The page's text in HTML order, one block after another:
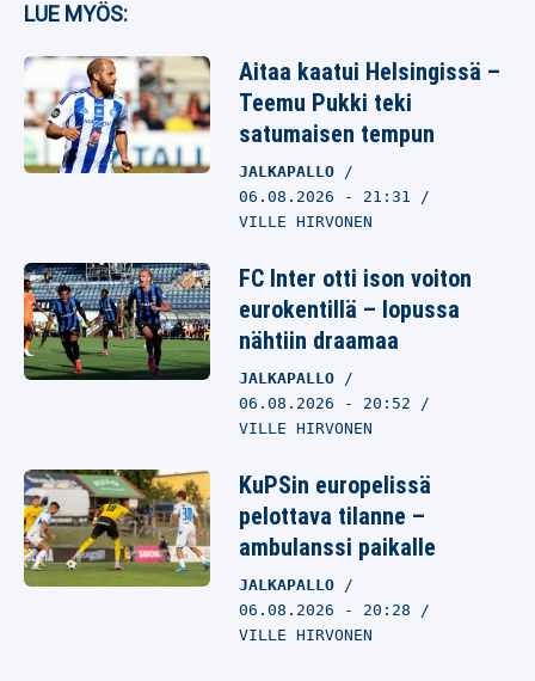
LUE MYÖS:
Aitaa kaatui Helsingissä –
Teemu Pukki teki
satumaisen tempun
JALKAPALLO
06.08.2026 - 21:31
VILLE HIRVONEN
FC Inter otti ison voiton
eurokentillä – lopussa
nähtiin draamaa
JALKAPALLO
06.08.2026 - 20:52
VILLE HIRVONEN
KuPSin europelissä
pelottava tilanne –
ambulanssi paikalle
JALKAPALLO
06.08.2026 - 20:28
VILLE HIRVONEN